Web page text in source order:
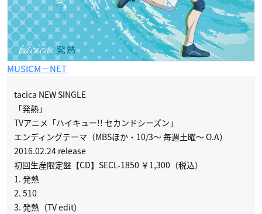
MUSICM−NET
tacica NEW SINGLE
「発熱」
TVアニメ「ハイキュー!! セカンドシーズン」
エンディングテーマ（MBSほか・10/3～ 毎週土曜～ O.A）
2016.02.24 release
初回生産限定盤【CD】SECL-1850 ￥1,300（税込）
1. 発熱
2. 510
3. 発熱（TV edit）